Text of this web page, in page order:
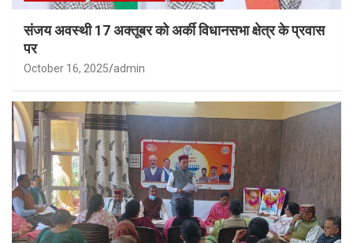
संजय अवस्थी 17 अक्तूबर को अर्की विधानसभा क्षेत्र के प्रवास
पर
October 16, 2025 admin